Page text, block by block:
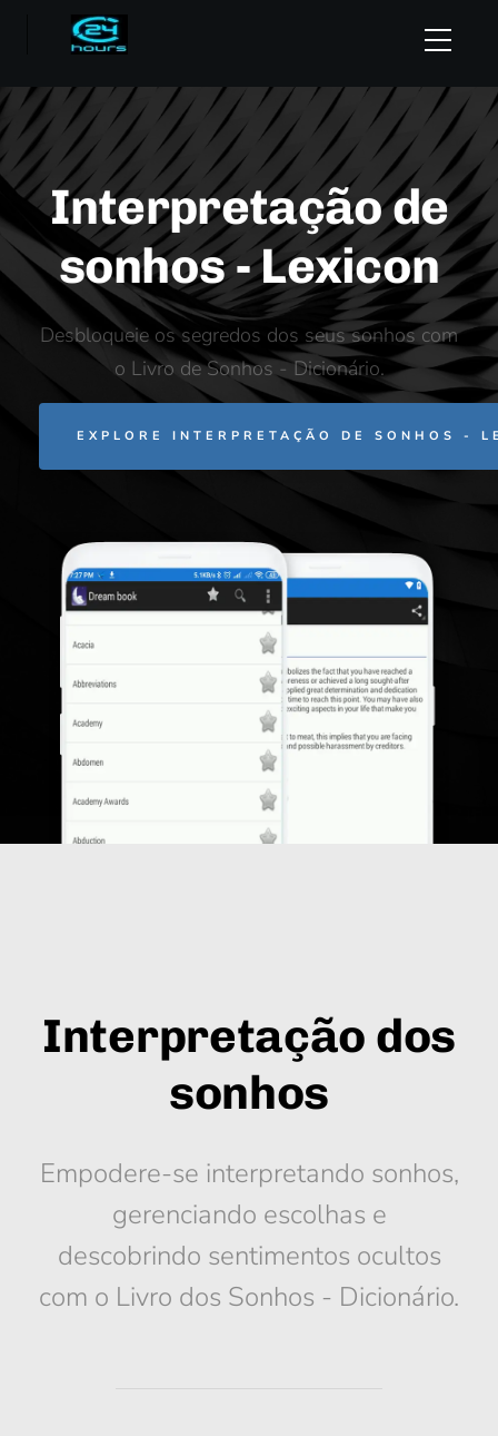
Interpretação de
sonhos - Lexicon
Desbloqueie os segredos dos seus sonhos com
o Livro de Sonhos - Dicionário.
EXPLORE INTERPRETAÇÃO DE SONHOS -
Interpretação dos
sonhos
Empodere-se interpretando sonhos,
gerenciando escolhas e
descobrindo sentimentos ocultos
com o Livro dos Sonhos - Dicionário.